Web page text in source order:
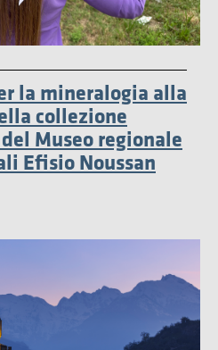
la mineralogia alla
collezione
Museo regionale
Efisio Noussan